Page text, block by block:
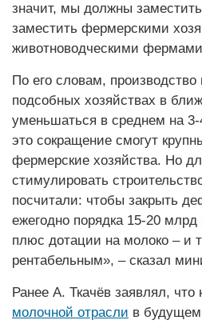
значит, мы должны
заместить фермерскими
животноводческими
По его словам,
подсобных хозяйствах в
уменьшаться в среднем на 3-
это сокращение смогут
фермерские хозяйства. Но
стимулировать
посчитали: чтобы закрыть
ежегодно порядка 15-20
плюс дотации на молоко – и
рентабельным», – сказал
Ранее А. Ткачёв заявлял, что
молочной отрасли в будущем